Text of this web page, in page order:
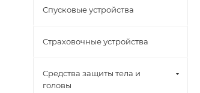
Спусковые устройства
Страховочные устройства
Средства защиты тела и
головы